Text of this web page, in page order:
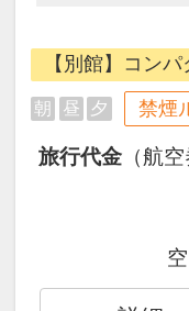
ても使い
家族・グ
す。
●お子様
6歳以上
設利用
いくださ
【別館】コン
朝 昼 夕 禁煙
旅行代金 （航